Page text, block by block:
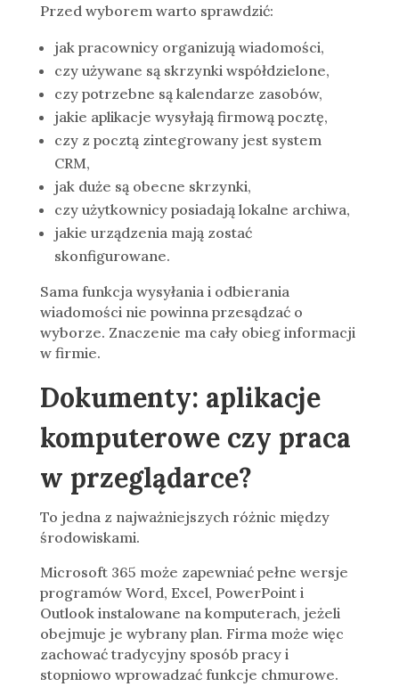
Przed wyborem warto sprawdzić:
jak pracownicy organizują wiadomości,
czy używane są skrzynki współdzielone,
czy potrzebne są kalendarze zasobów,
jakie aplikacje wysyłają firmową pocztę,
czy z pocztą zintegrowany jest system
CRM,
jak duże są obecne skrzynki,
czy użytkownicy posiadają lokalne archiwa,
jakie urządzenia mają zostać
skonfigurowane.
Sama funkcja wysyłania i odbierania
wiadomości nie powinna przesądzać o
wyborze. Znaczenie ma cały obieg informacji
w firmie.
Dokumenty: aplikacje
komputerowe czy praca
w przeglądarce?
To jedna z najważniejszych różnic między
środowiskami.
Microsoft 365 może zapewniać pełne wersje
programów Word, Excel, PowerPoint i
Outlook instalowane na komputerach, jeżeli
obejmuje je wybrany plan. Firma może więc
zachować tradycyjny sposób pracy i
stopniowo wprowadzać funkcje chmurowe.